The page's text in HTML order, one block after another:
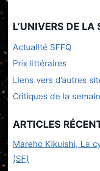
L’UNIVERS DE LA
Actualité SFFQ
Prix littéraires
Liens vers d’autres
Critiques de la
ARTICLES
Mareho Kikuishi, La
(SF)